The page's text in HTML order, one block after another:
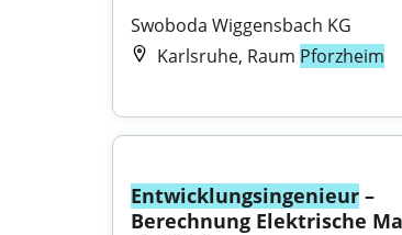
Swoboda Wiggensbach KG
Karlsruhe, Raum Pforzheim
Entwicklungsingenieur –
Berechnung Elektrische